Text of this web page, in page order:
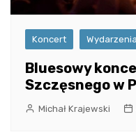
Koncert Wydarzenia
Bluesowy
Szczęsnego w
Michał Krajewski